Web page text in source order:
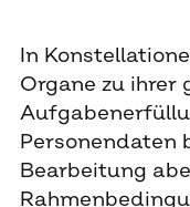
In
Organe zu ihrer
Personendaten
Bearbeitung